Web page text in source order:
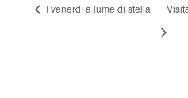
I venerdì a lume di stella